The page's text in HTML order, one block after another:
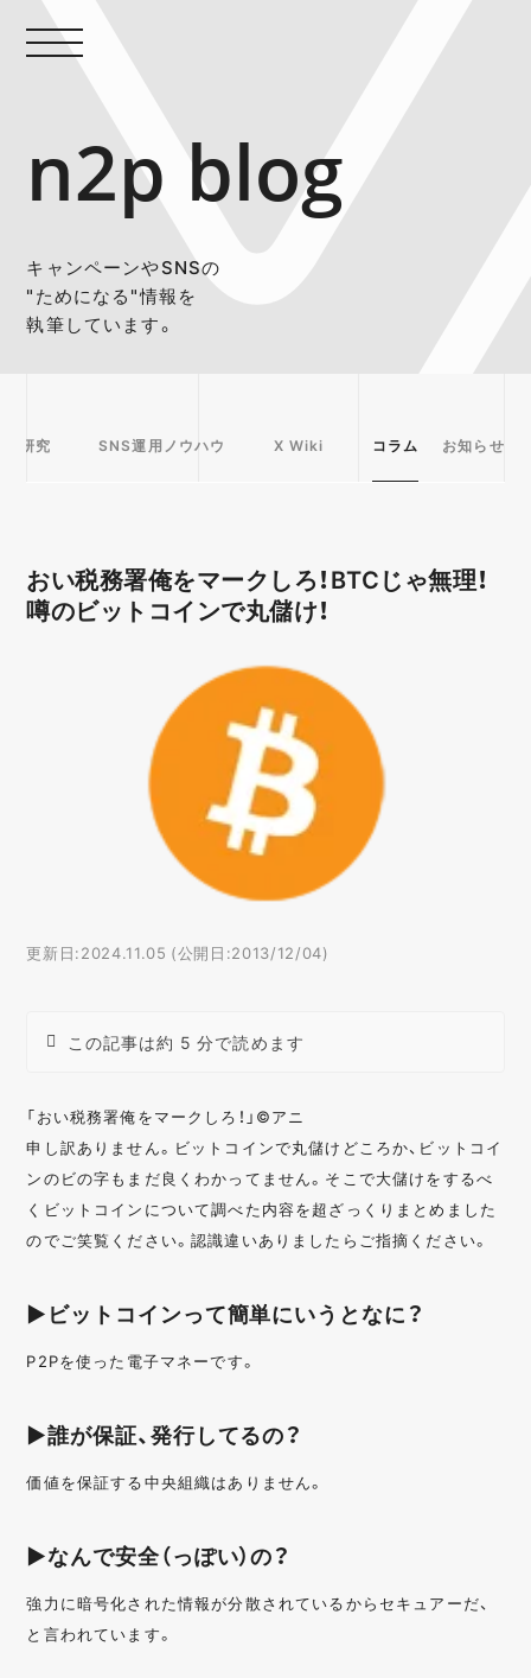
n2p blog
キャンペーンやSNSの
"ためになる"情報を
執筆しています。
研究 SNS運用ノウハウ X Wiki コラム お知らせ
おい税務署俺をマークしろ！BTCじゃ無理！
噂のビットコインで丸儲け！
更新日:2024.11.05 (公開日:2013/12/04)
この記事は約 5 分で読めます
「おい税務署俺をマークしろ！」©アニ
申し訳ありません。ビットコインで丸儲けどころか、ビットコイ
ンのビの字もまだ良くわかってません。そこで大儲けをするべ
くビットコインについて調べた内容を超ざっくりまとめました
のでご笑覧ください。認識違いありましたらご指摘ください。
▶ビットコインって簡単にいうとなに？
P2Pを使った電子マネーです。
▶誰が保証、発行してるの？
価値を保証する中央組織はありません。
▶なんで安全（っぽい）の？
強力に暗号化された情報が分散されているからセキュアーだ、
と言われています。